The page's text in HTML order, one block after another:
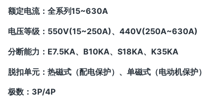
额定电流：全系列15~630A
电压等级：550V(15~250A)、440V(250A~630A)
分断能力：E7.5KA、B10KA、S18KA、K35KA
脱扣单元：热磁式（配电保护）、单磁式（电动机保护）
极数：3P/4P